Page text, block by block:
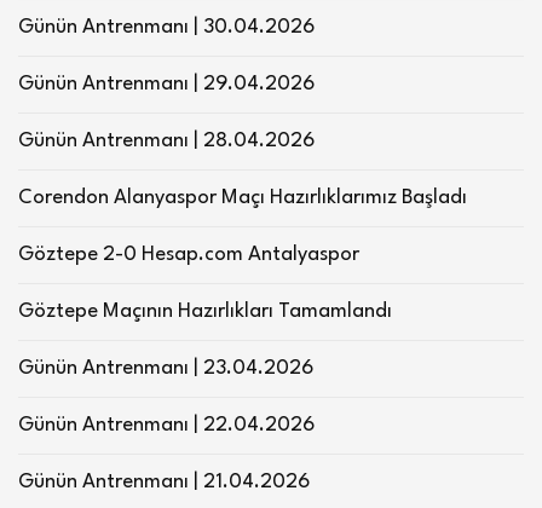
Günün Antrenmanı | 30.04.2026
Günün Antrenmanı | 29.04.2026
Günün Antrenmanı | 28.04.2026
Corendon Alanyaspor Maçı Hazırlıklarımız Başladı
Göztepe 2-0 Hesap.com Antalyaspor
Göztepe Maçının Hazırlıkları Tamamlandı
Günün Antrenmanı | 23.04.2026
Günün Antrenmanı | 22.04.2026
Günün Antrenmanı | 21.04.2026